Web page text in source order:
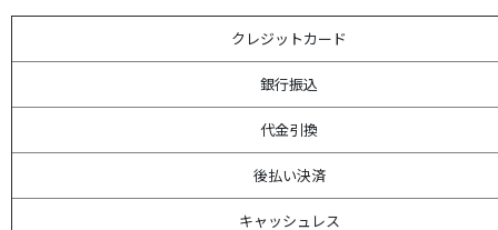
クレジットカード
銀行振込
代金引換
後払い決済
キャッシュレス